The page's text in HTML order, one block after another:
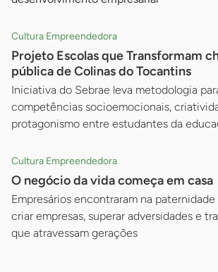
Cultura Empreendedora
Projeto Escolas que Transformam
pública de Colinas do Tocantins
Iniciativa do Sebrae leva metodologia
competências socioemocionais,
protagonismo entre estudantes da
Cultura Empreendedora
O negócio da vida começa em casa
Empresários encontraram na
criar empresas, superar adversidades e
que atravessam gerações